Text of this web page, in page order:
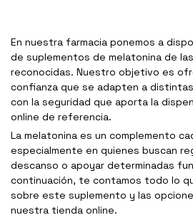
En nuestra farmacia ponemos a
de suplementos de melatonina de
reconocidas. Nuestro objetivo es
confianza que se adapten a
con la seguridad que aporta la
online de referencia.
La melatonina es un complemento
especialmente en quienes buscan
descanso o apoyar determinadas
continuación, te contamos todo lo
sobre este suplemento y las
nuestra tienda online.